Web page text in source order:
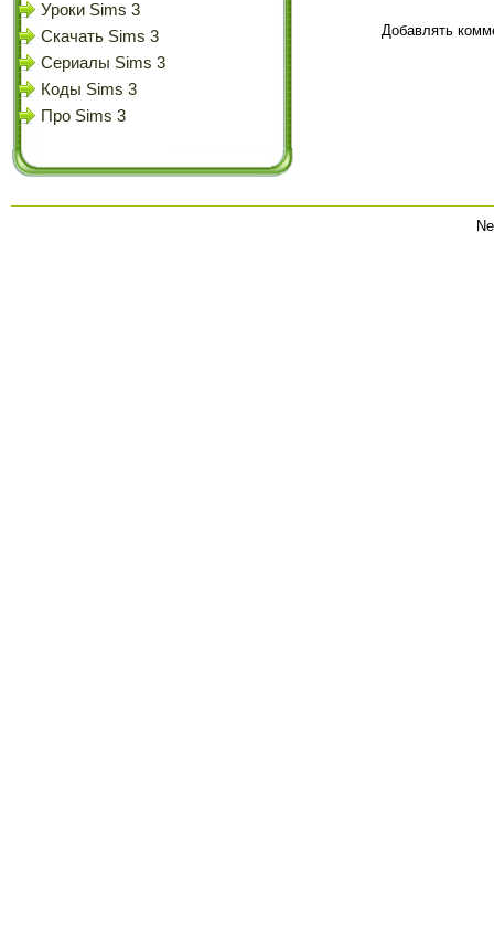
Уроки Sims 3
Скачать Sims 3
Сериалы Sims 3
Коды Sims 3
Про Sims 3
Добавлять